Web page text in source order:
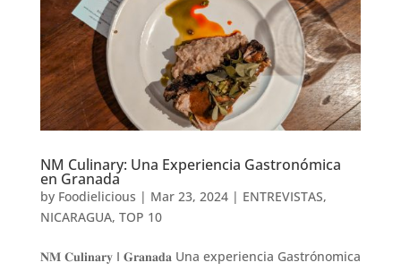
NM Culinary: Una Experiencia Gastronómica
en Granada
by Foodielicious | Mar 23, 2024| ENTREVISTAS,
NICARAGUA, TOP 10
𝐍𝐌 𝐂𝐮𝐥𝐢𝐧𝐚𝐫𝐲 I 𝐆𝐫𝐚𝐧𝐚𝐝𝐚 Una experiencia Gastrónomica